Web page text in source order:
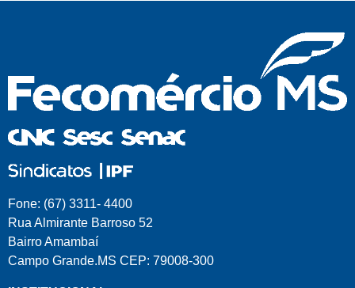
Fone: (67) 3311- 4400
Rua Almirante Barroso 52
Bairro Amambaí
Campo Grande.MS CEP: 79008-300